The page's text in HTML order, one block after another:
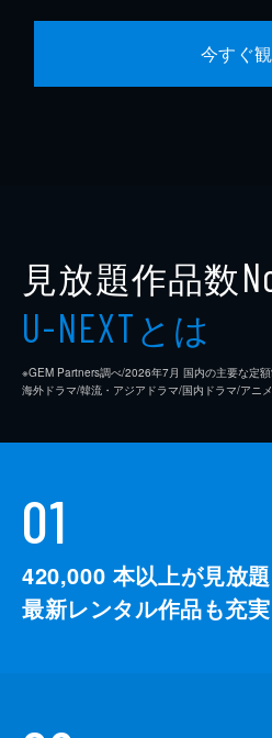
今すぐ
見放題作品数
U-NEXTとは
※GEM Partners調べ/2026年7⽉ 国内の主要な定
海外ドラマ/韓流・アジアドラマ/国内ドラマ/アニ
01
420,000 本以上が見放題
最新レンタル作品も充実